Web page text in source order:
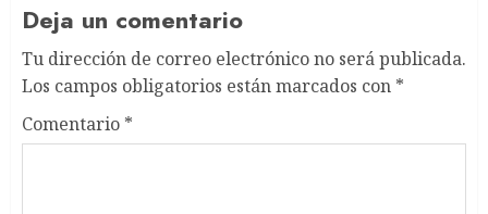
Deja un comentario
Tu dirección de correo electrónico no será publicada.
Los campos obligatorios están marcados con *
Comentario *